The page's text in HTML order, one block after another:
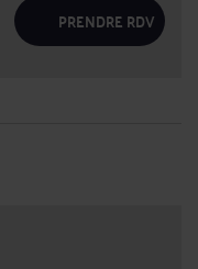
PRENDRE RDV